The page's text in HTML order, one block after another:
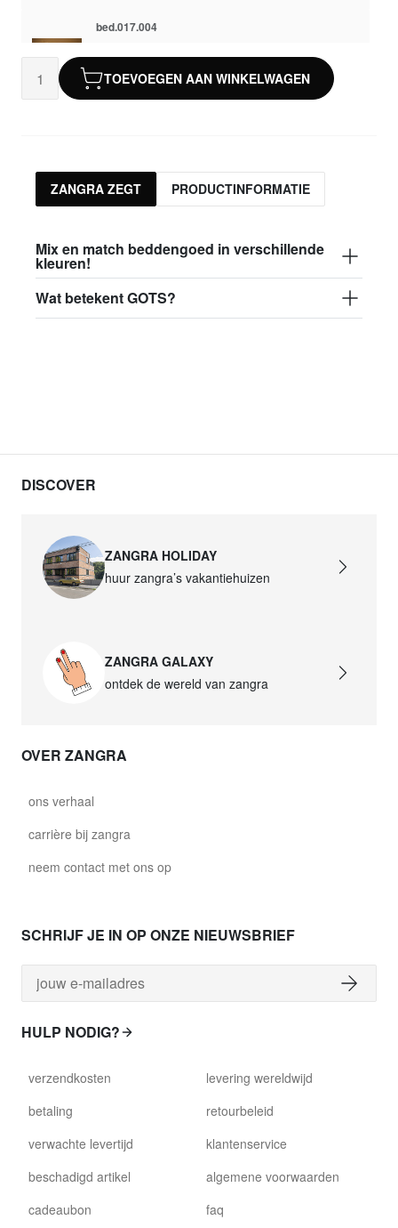
bed.017.004
khaki kussensloop
€ 22,50
€ 22,50
witte kussensloop Uitverkocht
TOEVOEGEN AAN WINKELWAGEN
ZANGRA ZEGT PRODUCTINFORMATIE
Mix en match beddengoed in verschillende
kleuren!
Wat betekent GOTS?
DISCOVER
ZANGRA HOLIDAY
huur zangra’s vakantiehuizen
ZANGRA GALAXY
ontdek de wereld van zangra
OVER ZANGRA
ons verhaal
carrière bij zangra
neem contact met ons op
SCHRIJF JE IN OP ONZE NIEUWSBRIEF
HULP NODIG?
verzendkosten
betaling
verwachte levertijd
beschadigd artikel
cadeaubon
levering wereldwijd
retourbeleid
klantenservice
algemene voorwaarden
faq